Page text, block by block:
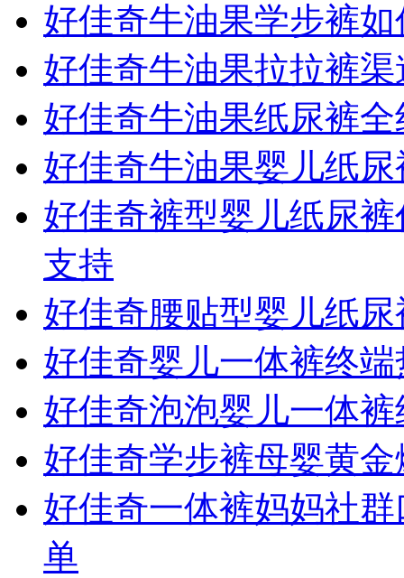
好佳奇牛油果学步裤
好佳奇牛油果拉拉裤
好佳奇牛油果纸尿裤
好佳奇牛油果婴儿纸
好佳奇裤型婴儿纸尿
支持
好佳奇腰贴型婴儿纸
好佳奇婴儿一体裤终
好佳奇泡泡婴儿一体
好佳奇学步裤母婴黄
好佳奇一体裤妈妈社
单